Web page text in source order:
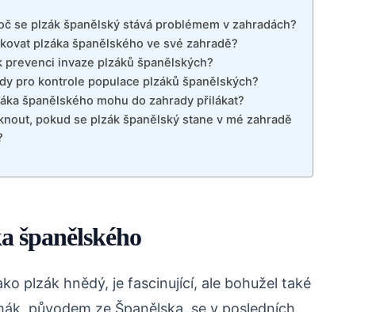
se plzák španělský stává problémem v zahradách?
plzáka španělského ve své zahradě?
invaze plzáků španělských?
pro kontrole populace plzáků španělských?
španělského mohu do zahrady přilákat?
pokud se plzák španělský stane v mé zahradě
španělského
plzák hnědý, je fascinující, ale bohužel také